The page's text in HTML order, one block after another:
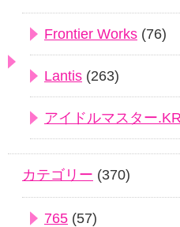
Frontier Works (76)
Lantis (263)
アイドルマスター.KR
カテゴリー (370)
765 (57)